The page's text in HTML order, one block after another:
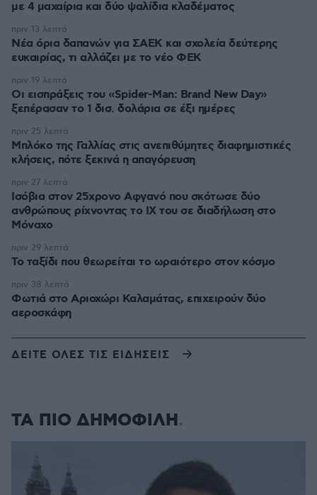
με 4 μαχαίρια και δύο ψαλίδια κλαδέματος
Νέα όρια δαπανών για ΣΑΕΚ και σχολεία δεύτερης
ευκαιρίας, τι αλλάζει με το νέο ΦΕΚ
πριν 13 λεπτά
Οι εισπράξεις του «Spider-Man: Brand New Day»
ξεπέρασαν το 1 δισ. δολάρια σε έξι ημέρες
πριν 19 λεπτά
Μπλόκο της Γαλλίας στις ανεπιθύμητες διαφημιστικές
κλήσεις, πότε ξεκινά η απαγόρευση
πριν 25 λεπτά
Ισόβια στον 25χρονο Αφγανό που σκότωσε δύο
ανθρώπους ρίχνοντας το ΙΧ του σε διαδήλωση στο
Μόναχο
πριν 27 λεπτά
Το ταξίδι που θεωρείται το ωραιότερο στον κόσμο
πριν 29 λεπτά
Φωτιά στο Αριοχώρι Καλαμάτας, επιχειρούν δύο
αεροσκάφη
πριν 38 λεπτά
ΔΕΙΤΕ ΟΛΕΣ ΤΙΣ ΕΙΔΗΣΕΙΣ
ΤΑ ΠΙΟ ΔΗΜΟΦΙΛΗ